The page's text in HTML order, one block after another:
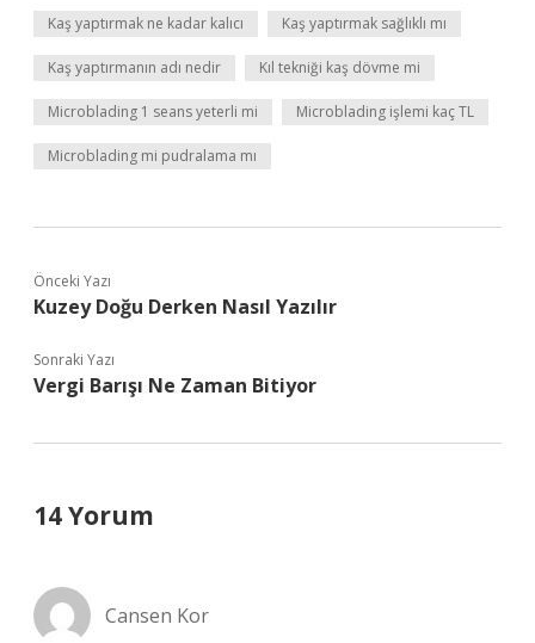
Kaş yaptırmak ne kadar kalıcı Kaş yaptırmak sağlıklı mı
Kaş yaptırmanın adı nedir Kıl tekniği kaş dövme mi
Microblading 1 seans yeterli mi Microblading işlemi kaç TL
Microblading mi pudralama mı
Önceki Yazı
Kuzey Doğu Derken Nasıl Yazılır
Sonraki Yazı
Vergi Barışı Ne Zaman Bitiyor
14 Yorum
Cansen Kor